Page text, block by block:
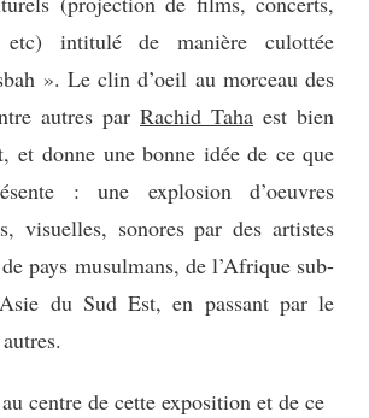
etc) intitulé de manière culottée
». Le clin d’oeil au morceau des
autres par Rachid Taha est bien
et donne une bonne idée de ce que
: une explosion d’oeuvres
visuelles, sonores par des artistes
pays musulmans, de l’Afrique sub-
du Sud Est, en passant par le
centre de cette exposition et de ce